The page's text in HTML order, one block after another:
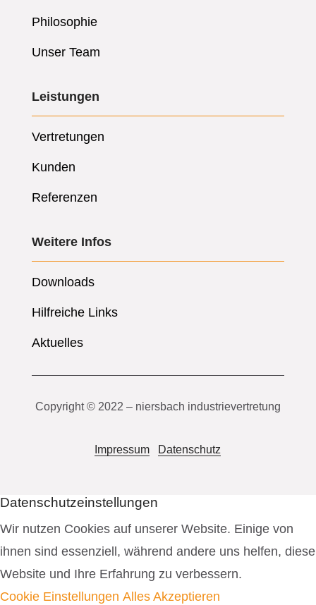
Philosophie
Unser Team
Leistungen
Vertretungen
Kunden
Referenzen
Weitere Infos
Downloads
Hilfreiche Links
Aktuelles
Copyright © 2022 – niersbach industrievertretung
Impressum Datenschutz
Datenschutzeinstellungen
Wir nutzen Cookies auf unserer Website. Einige von
ihnen sind essenziell, während andere uns helfen, diese
Website und Ihre Erfahrung zu verbessern.
Cookie Einstellungen Alles Akzeptieren